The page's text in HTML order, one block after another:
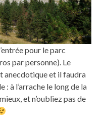
pour le parc
par personne). Le
anecdotique et il faudra
à l’arrache le long de la
et n’oubliez pas de